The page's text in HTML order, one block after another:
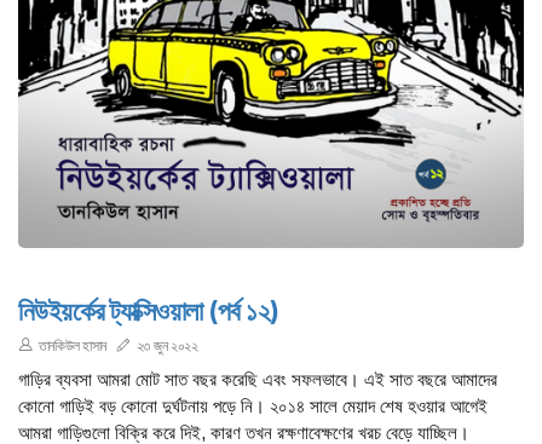
নিউইয়র্কের ট্যাক্সিওয়ালা (পর্ব ১২)
তানকিউল হাসান ২৩ জুন ২০২২
গাড়ির ব্যবসা আমরা মোট সাত বছর করেছি এবং সফলভাবে। এই সাত বছরে আমাদের
কোনো গাড়িই বড় কোনো দুর্ঘটনায় পড়ে নি। ২০১৪ সালে মেয়াদ শেষ হওয়ার আগেই
আমরা গাড়িগুলো বিক্রি করে দিই, কারণ তখন রক্ষণাবেক্ষণের খরচ বেড়ে যাচ্ছিল।